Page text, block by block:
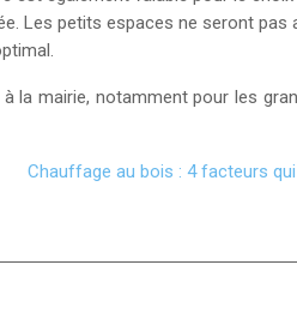
Les petits espaces ne seront pas
la mairie, notamment pour les
Chauffage au bois : 4 facteurs